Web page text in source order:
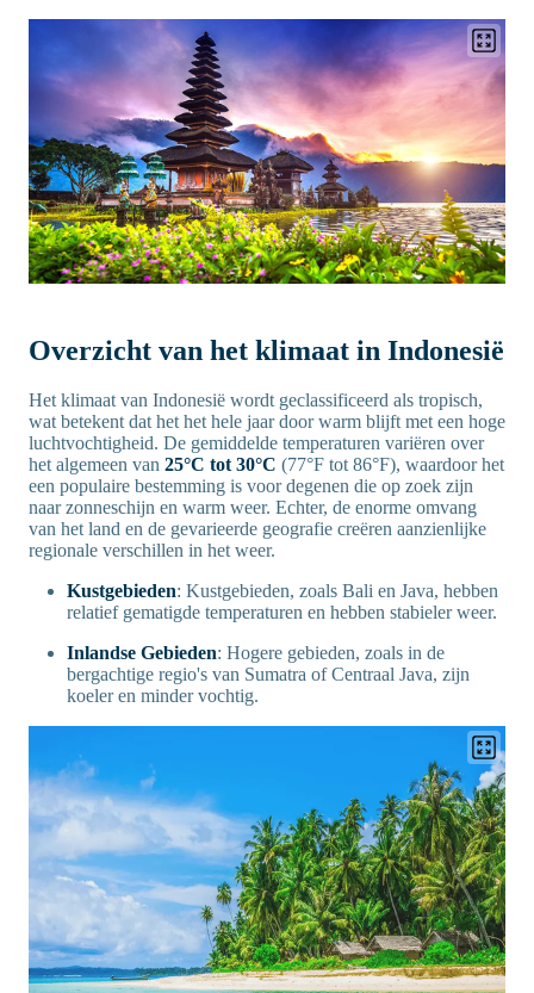
Overzicht van het klimaat in Indonesië
Het klimaat van Indonesië wordt geclassificeerd als tropisch,
wat betekent dat het het hele jaar door warm blijft met een hoge
luchtvochtigheid. De gemiddelde temperaturen variëren over
het algemeen van 25°C tot 30°C (77°F tot 86°F), waardoor het
een populaire bestemming is voor degenen die op zoek zijn
naar zonneschijn en warm weer. Echter, de enorme omvang
van het land en de gevarieerde geografie creëren aanzienlijke
regionale verschillen in het weer.
Kustgebieden: Kustgebieden, zoals Bali en Java, hebben
relatief gematigde temperaturen en hebben stabieler weer.
Inlandse Gebieden: Hogere gebieden, zoals in de
bergachtige regio's van Sumatra of Centraal Java, zijn
koeler en minder vochtig.